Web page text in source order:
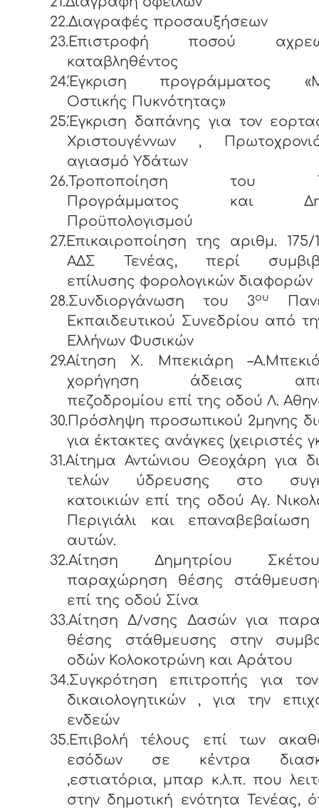
22.Διαγραφές προσαυξήσεων
23.Επιστροφή ποσού
καταβληθέντος
24.Έγκριση προγράμματος
Οστικής Πυκνότητας»
25.Έγκριση δαπάνης για τον
Χριστουγέννων ,
αγιασμό Υδάτων
26.Τροποποίηση του
Προγράμματος και
Προϋπολογισμού
27.Επικαιροποίηση της αριθμ. 175/
ΑΔΣ Τενέας, περί
επίλυσης φορολογικών διαφορών
28.Συνδιοργάνωση του 3ου
Εκπαιδευτικού Συνεδρίου από
Ελλήνων Φυσικών
29.Αίτηση Χ. Μπεκιάρη
χορήγηση άδειας
πεζοδρομίου επί της οδού Λ.
30.Πρόσληψη προσωπικού 2μηνης
για έκτακτες ανάγκες (χειριστές
31.Αίτημα Αντώνιου Θεοχάρη για
τελών ύδρευσης στο
κατοικιών επί της οδού Αγ.
Περιγιάλι και
αυτών.
32.Αίτηση Δημητρίου
παραχώρηση θέσης
επί της οδού Σίνα
33.Αίτηση Δ/νσης Δασών για
θέσης στάθμευσης στην
οδών Κολοκοτρώνη και Αράτου
34.Συγκρότηση επιτροπής για
δικαιολογητικών , για την
ενδεών
35.Επιβολή τέλους επί των
εσόδων σε κέντρα
,εστιατόρια, μπαρ κ.λ.π. που
στην δημοτική ενότητα Τενέας,